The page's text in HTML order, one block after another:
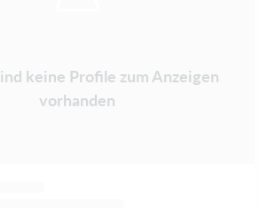
keine Profile zum Anzeigen
vorhanden